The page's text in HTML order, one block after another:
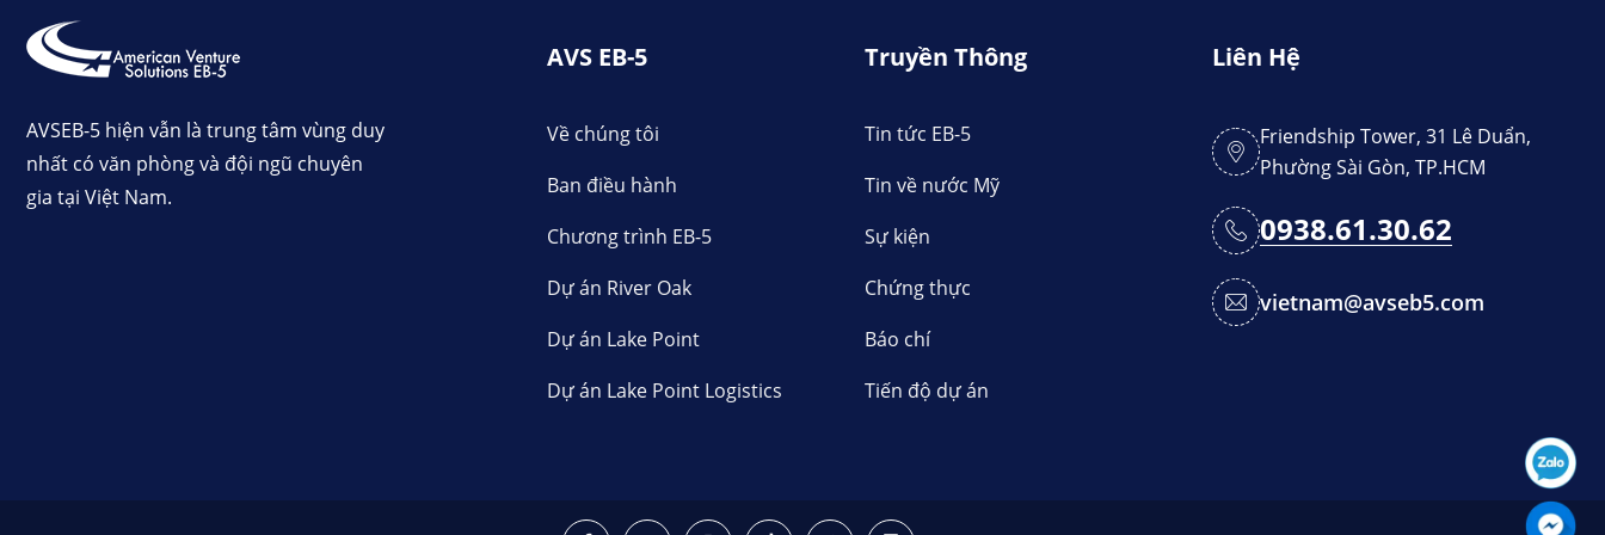
AVSEB-5 hiện vẫn là trung tâm vùng duy
nhất có văn phòng và đội ngũ chuyên
gia tại Việt Nam.
AVS EB-5
Về chúng tôi
Ban điều hành
Chương trình EB-5
Dự án River Oak
Dự án Lake Point
Dự án Lake Point Logistics
Truyền Thông
Tin tức EB-5
Tin về nước Mỹ
Sự kiện
Chứng thực
Báo chí
Tiến độ dự án
Liên Hệ
Friendship Tower, 31 Lê Duẩn,
Phường Sài Gòn, TP.HCM
0938.61.30.62
vietnam@avseb5.com